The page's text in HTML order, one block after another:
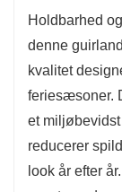
Holdbarhed
denne
kvalitet
feriesæsoner.
et
reducerer
look år efter